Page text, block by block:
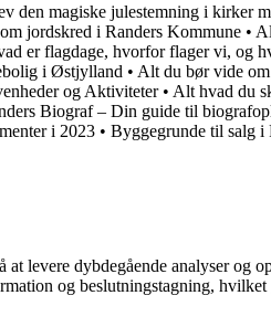
den magiske julestemning i kirker
jordskred i Randers Kommune •
er flagdage, hvorfor flager vi, og
i Østjylland • Alt du bør vide om
og Aktiviteter• Alt hvad du
Biograf – Din guide til
i 2023 • Byggegrunde til salg i
levere dybdegående analyser og
og beslutningstagning,